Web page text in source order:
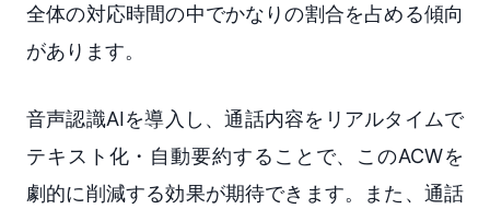
全体の対応時間の中でかなりの割合を占める傾向
があります。
音声認識AIを導入し、通話内容をリアルタイムで
テキスト化・自動要約することで、このACWを
劇的に削減する効果が期待できます。また、通話